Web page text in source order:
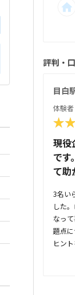
評判・
目白
体験
現役
です
て助
3名い
した
なっ
題点
ヒン
んじ
て丸